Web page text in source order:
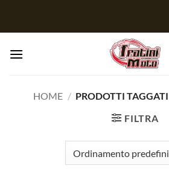
HOME / PRODOTTI
FILTRA